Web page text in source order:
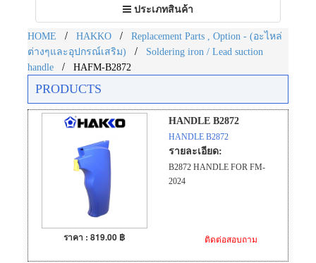
Toggle
navigation
ประเภทสินค้า
HOME / HAKKO /
Replacement Parts , Option - (อะไหล่
ต่างๆและอุปกรณ์เสริม)
/
Soldering iron / Lead suction
handle
/ HAFM-B2872
PRODUCTS
HANDLE B2872
HANDLE B2872
รายละเอียด:
B2872 HANDLE FOR FM-
2024
ราคา : 819.00 ฿ ติดต่อสอบถาม